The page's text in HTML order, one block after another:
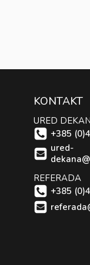
KONTAKT
URED
+385
ured-
REFERADA
+385